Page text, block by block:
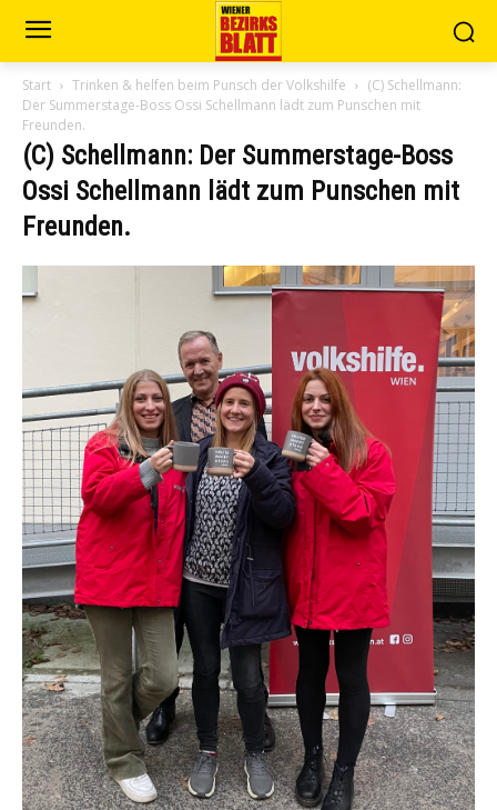
Start Trinken & helfen beim Punsch der Volkshilfe
(C) Schellmann:
Der Summerstage-Boss Ossi Schellmann lädt zum Punschen mit
Freunden.
(C) Schellmann: Der Summerstage-Boss
Ossi Schellmann lädt zum Punschen mit
Freunden.